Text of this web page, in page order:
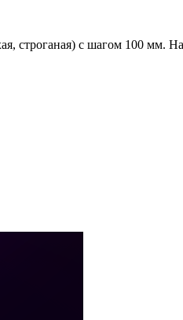
строганая) с шагом 100